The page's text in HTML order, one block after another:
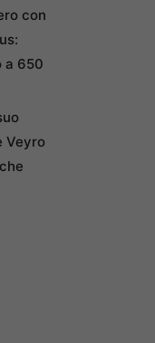
con
a 650
Veyro